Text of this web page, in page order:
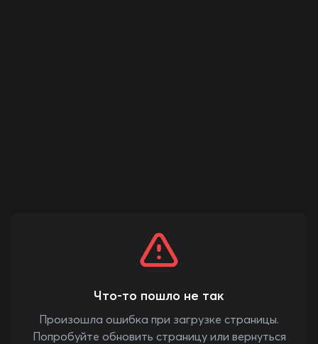
Что-то пошло не так
Произошла ошибка при загрузке страницы.
Попробуйте обновить страницу или вернуться